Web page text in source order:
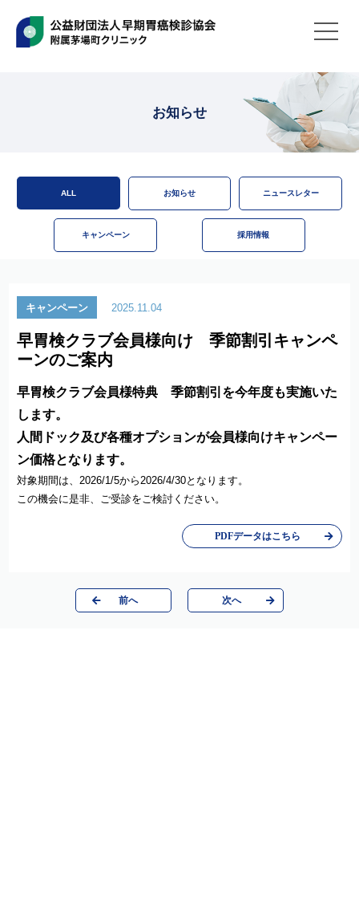
お知らせ
ALL お知らせ ニュースレター
キャンペーン 採用情報
キャンペーン 2025.11.04
早胃検クラブ会員様向け 季節割引キャンペ
ーンのご案内
早胃検クラブ会員様特典 季節割引を今年度も実施いた
します。
人間ドック及び各種オプションが会員様向けキャンペー
ン価格となります。
対象期間は、2026/1/5から2026/4/30となります。
この機会に是非、ご受診をご検討ください。
PDFデータはこちら
前へ 次へ